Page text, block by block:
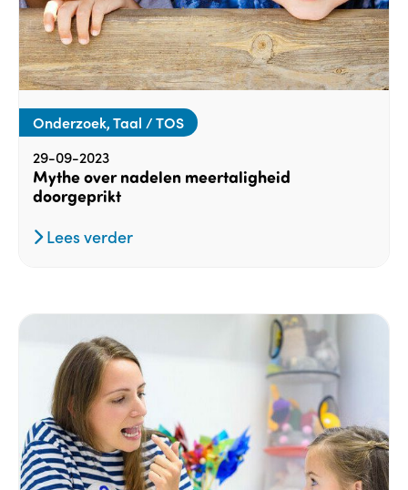
Onderzoek, Taal / TOS
29-09-2023
Mythe over nadelen meertaligheid
doorgeprikt
Lees verder